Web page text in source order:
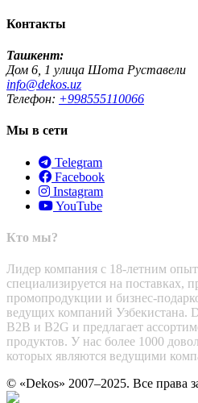
Контакты
Ташкент:
Дом 6, 1 улица Шота Руставели
info@dekos.uz
Телефон: +998555110066
Мы в сети
Telegram
Facebook
Instagram
YouTube
Кто мы?
Лидер компания с 18-летним
специализируется на поставках,
промопродукции и бизнес-
ведущих компаний Узбекистана.
B2B и B2G и предлагает
продуктов. У нас более 1000
которых являются ведущими
© «Dekos» 2007–2025. Все права